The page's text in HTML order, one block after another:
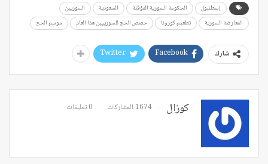
إسطنبول الحكومة السورية المؤقتة السعودية
السوريين
المعارضة السورية
تطعيم كورونا حصص الحج للسورييين هذا العام موسم الحج
شارك Facebook
Twitter
كوزال 1674 المشاركات 0 تعليقات